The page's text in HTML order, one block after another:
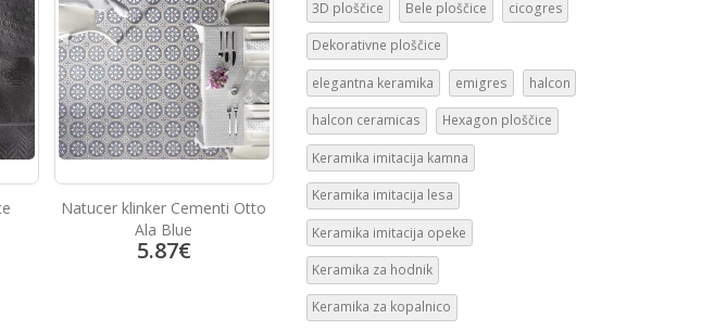
Natucer klinker Cementi Otto
Ala Blue
5.87€
3D ploščice Bele ploščice cicogres
Dekorativne ploščice
elegantna keramika emigres halcon
halcon ceramicas Hexagon ploščice
Keramika imitacija kamna
Keramika imitacija lesa
Keramika imitacija opeke
Keramika za hodnik
Keramika za kopalnico